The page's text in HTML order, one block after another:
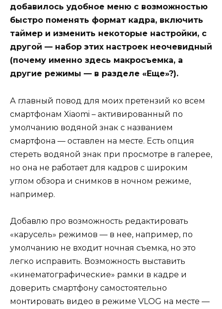
добавилось удобное меню с возможностью
быстро поменять формат кадра, включить
таймер и изменить некоторые настройки, с
другой — набор этих настроек неочевидный
(почему именно здесь макросъемка, а
другие режимы — в разделе «Еще»?).
А главный повод для моих претензий ко всем
смартфонам Xiaomi – активированный по
умолчанию водяной знак с названием
смартфона — оставлен на месте. Есть опция
стереть водяной знак при просмотре в галерее,
но она не работает для кадров с широким
углом обзора и снимков в ночном режиме,
например.
Добавлю про возможность редактировать
«карусель» режимов — в нее, например, по
умолчанию не входит ночная съемка, но это
легко исправить. Возможность выставить
«кинематографические» рамки в кадре и
доверить смартфону самостоятельно
монтировать видео в режиме VLOG на месте —